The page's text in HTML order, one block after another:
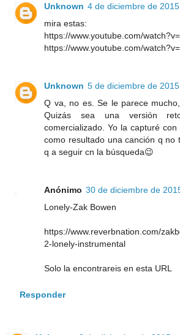
Unknown 4 de diciembre de
mira estas:
https://www.youtube.com/
https://www.youtube.com/
Unknown 5 de diciembre de
Q va, no es. Se le parece
Quizás sea una versión
comercializado. Yo la capturé
como resultado una canción q no
q a seguir cn la búsqueda😉
Anónimo 30 de diciembre de
Lonely-Zak Bowen
https://www.reverbnation.com/
2-lonely-instrumental
Solo la encontrareis en esta URL
Responder